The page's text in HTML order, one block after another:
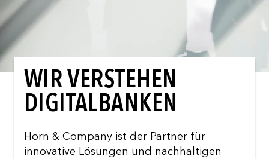
WIR VERSTEHEN
DIGITALBANKEN
Horn & Company ist der Partner für
innovative Lösungen und nachhaltigen